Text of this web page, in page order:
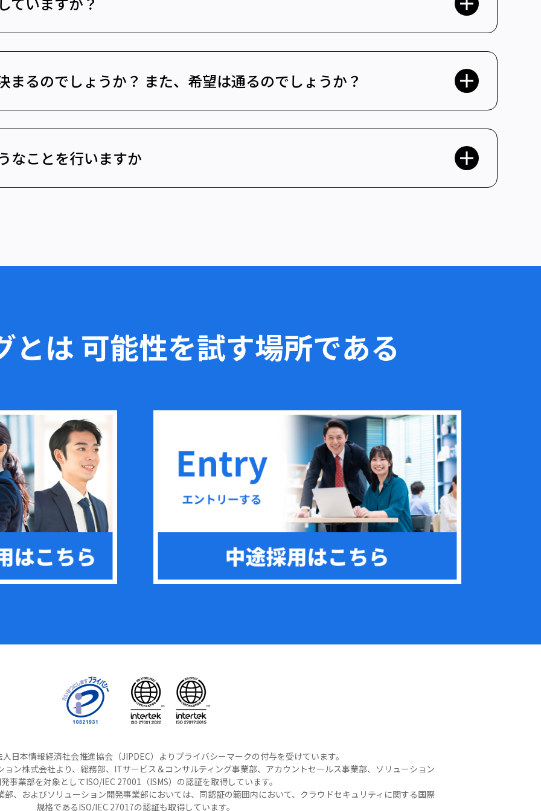
まるのでしょうか？ また、希望は通るのでしょうか？
なことを行いますか
とは 可能性を試す場所である
日本情報経済社会推進協会（JIPDEC）よりプライバシーマークの付与を受けています。
ン株式会社より、総務部、ITサービス＆コンサルティング事業部、アカウントセールス事業部、ソリューション
事業部を対象としてISO/IEC 27001（ISMS）の認証を取得しています。
、およびソリューション開発事業部においては、同認証の範囲内において、クラウドセキュリティに関する国際
規格であるISO/IEC 27017の認証も取得しています。